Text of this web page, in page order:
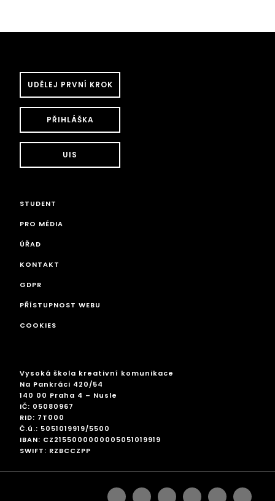
UDĚLEJ PRVNÍ KROK
PŘIHLÁŠKA
UIS
STUDENT
PRO MÉDIA
ÚŘAD
KONTAKT
GDPR
PŘÍSTUPNOST WEBU
COOKIES
Vysoká škola kreativní komunikace
Na Pankráci 420/54
140 00 Praha 4 – Nusle
IČ: 05080967
RID: 7T000
Č.ú.: 5051019919/5500
IBAN: CZ2155000000005051019919
SWIFT: RZBCCZPP
facebookinstagram
linkedingoogleplus
pinterest
twitter